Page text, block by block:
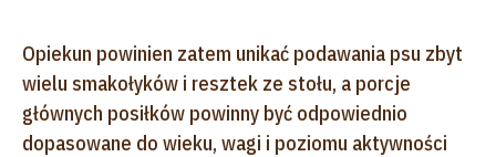
Opiekun powinien zatem unikać podawania psu zbyt
wielu smakołyków i resztek ze stołu, a porcje
głównych posiłków powinny być odpowiednio
dopasowane do wieku, wagi i poziomu aktywności